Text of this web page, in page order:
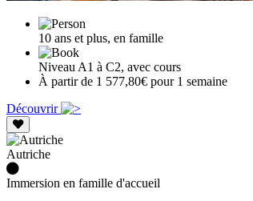
10 ans et plus, en famille
Niveau A1 à C2, avec cours
À partir de 1 577,80€ pour 1 semaine
Découvrir
Autriche
Immersion en famille d'accueil